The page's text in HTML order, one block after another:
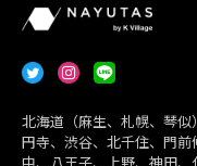
北海道（麻生、札幌、琴
円寺、渋谷、北千住、門